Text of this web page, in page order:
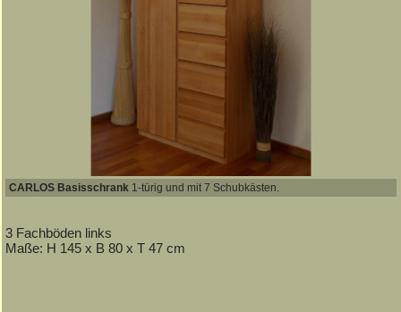
CARLOS Basisschrank 1-türig und mit 7 Schubkästen.
3 Fachböden links
Maße: H 145 x B 80 x T 47 cm